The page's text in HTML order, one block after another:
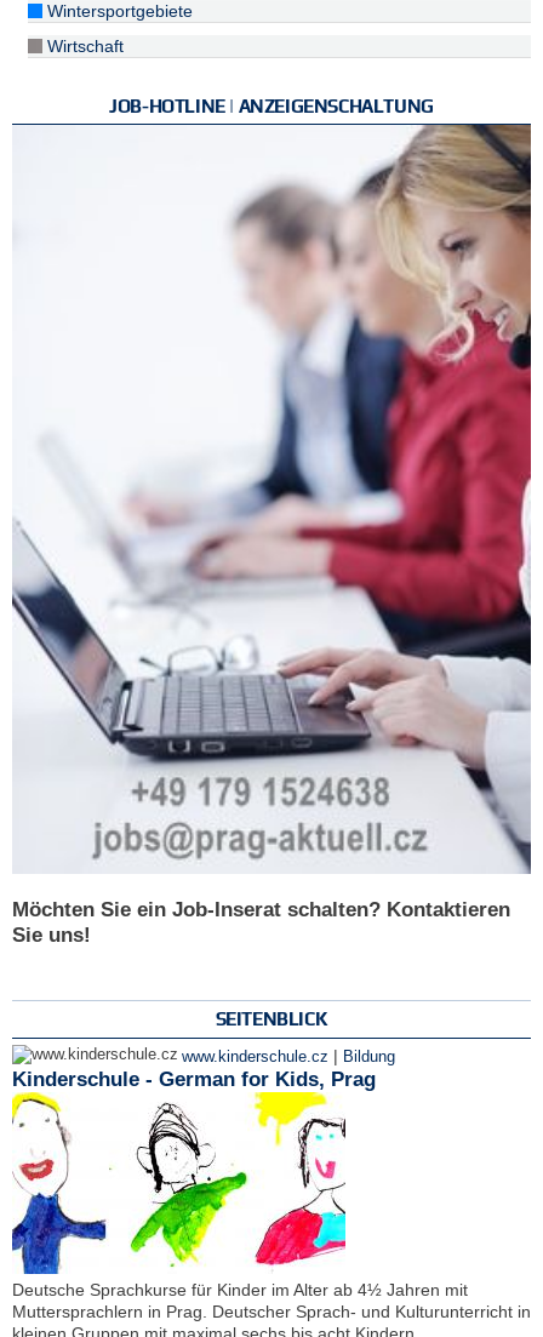
Wintersportgebiete
Wirtschaft
JOB-HOTLINE | ANZEIGENSCHALTUNG
Möchten Sie ein Job-Inserat schalten? Kontaktieren
Sie uns!
SEITENBLICK
www.kinderschule.cz | Bildung
Kinderschule - German for Kids, Prag
Deutsche Sprachkurse für Kinder im Alter ab 4½ Jahren mit
Muttersprachlern in Prag. Deutscher Sprach- und Kulturunterricht in